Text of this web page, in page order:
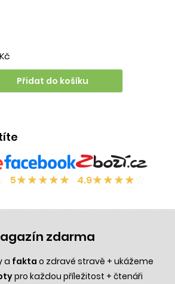
Přidat do košíku
5★★★★★ 4.9★★★★
zdarma
a fakta o zdravé stravě + ukážeme
pro každou příležitost + čtenáři